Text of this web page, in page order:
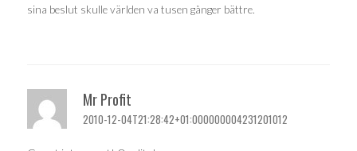
sina beslut skulle världen va tusen gånger bättre.
Mr Profit
2010-12-04T21:28:42+01:000000004231201012